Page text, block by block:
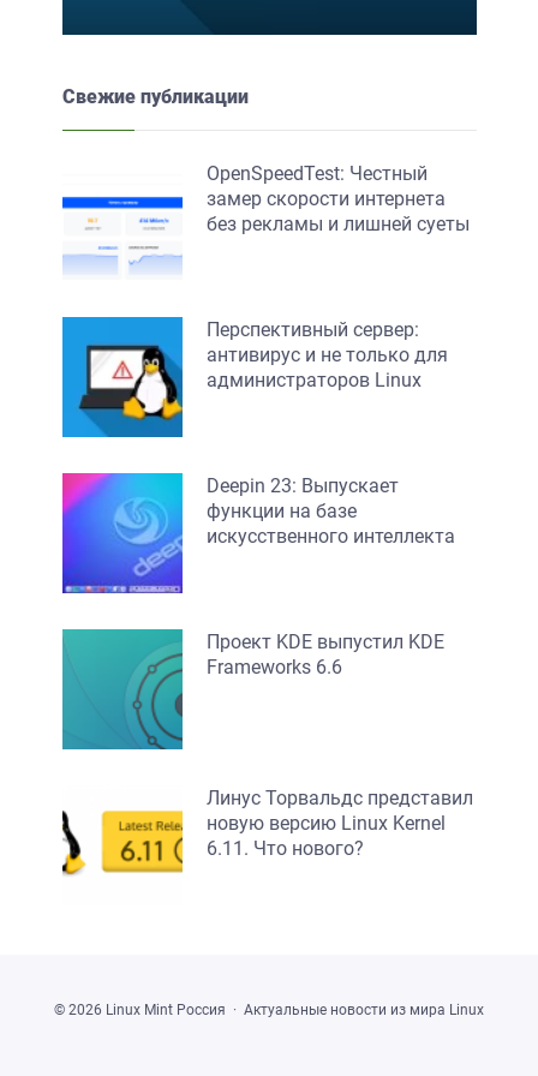
Свежие публикации
OpenSpeedTest: Честный
замер скорости интернета
без рекламы и лишней суеты
Перспективный сервер:
антивирус и не только для
администраторов Linux
Deepin 23: Выпускает
функции на базе
искусственного интеллекта
Проект KDE выпустил KDE
Frameworks 6.6
Линус Торвальдс представил
новую версию Linux Kernel
6.11. Что нового?
© 2026 Linux Mint Россия · Актуальные новости из мира Linux